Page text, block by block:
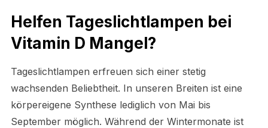
Helfen Tageslichtlampen bei
Vitamin D Mangel?
Tageslichtlampen erfreuen sich einer stetig
wachsenden Beliebtheit. In unseren Breiten ist eine
körpereigene Synthese lediglich von Mai bis
September möglich. Während der Wintermonate ist